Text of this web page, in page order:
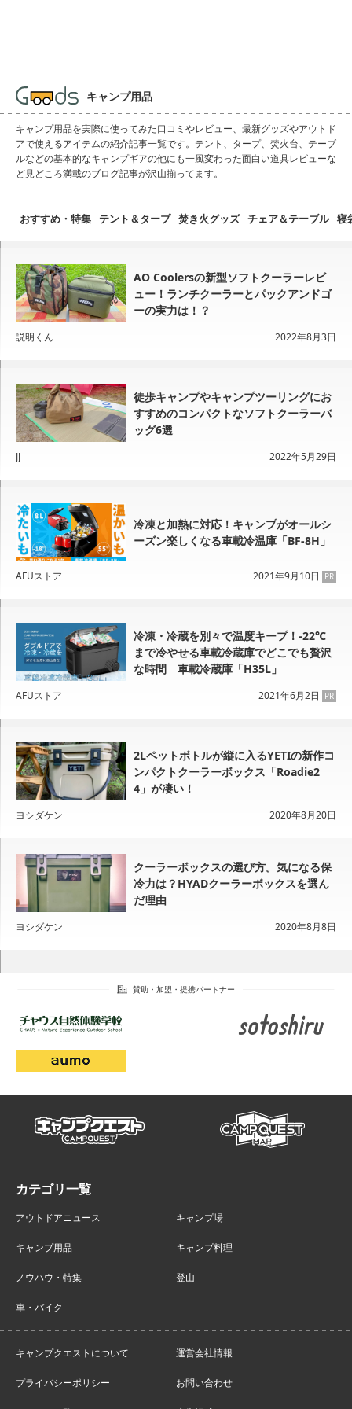
キャンプ用品
キャンプ用品を実際に使ってみた口コミやレビュー、最新グッズやアウトド
アで使えるアイテムの紹介記事一覧です。テント、タープ、焚火台、テーブ
ルなどの基本的なキャンプギアの他にも一風変わった面白い道具レビューな
ど見どころ満載のブログ記事が沢山揃ってます。
おすすめ・特集 テント＆タープ 焚き火グッズ チェア＆テーブル 寝
AO Coolersの新型ソフトクーラーレビ
ュー！ランチクーラーとパックアンドゴ
ーの実力は！？
説明くん 2022年8月3日
徒歩キャンプやキャンプツーリングにお
すすめのコンパクトなソフトクーラーバ
ッグ6選
JJ 2022年5月29日
冷凍と加熱に対応！キャンプがオールシ
ーズン楽しくなる車載冷温庫「BF-8H」
AFUストア 2021年9月10日 PR
冷凍・冷蔵を別々で温度キープ！-22℃
まで冷やせる車載冷蔵庫でどこでも贅沢
な時間 車載冷蔵庫「H35L」
AFUストア 2021年6月2日 PR
2Lペットボトルが縦に入るYETIの新作コ
ンパクトクーラーボックス「Roadie2
4」が凄い！
ヨシダケン 2020年8月20日
クーラーボックスの選び方。気になる保
冷力は？HYADクーラーボックスを選ん
だ理由
ヨシダケン 2020年8月8日
campquest campmap
アウトドアニュース キャンプ場
キャンプ用品 キャンプ料理
ノウハウ・特集 登山
車・バイク
キャンプクエストについて 運営会社情報
プライバシーポリシー お問い合わせ